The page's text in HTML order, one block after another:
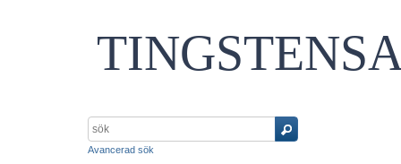
Avancerad sök